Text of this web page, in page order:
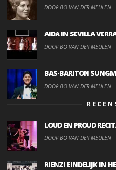
DOOR BO VAN DER MEULEN
AIDA IN SEVILLA
DOOR BO VAN DER MEULEN
BAS-BARITON
DOOR BO VAN DER MEULEN
LOUD EN PROUD
DOOR BO VAN DER MEULEN
RIENZI EINDELIJK IN